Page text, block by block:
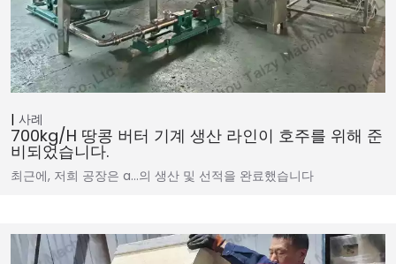
사례
700kg/h 땅콩 버터 기계 생산 라인이 호주를 위해 준
비되었습니다.
최근에, 저희 공장은 a…의 생산 및 선적을 완료했습니다